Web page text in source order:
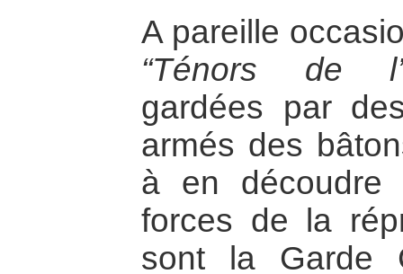
A pareille
“Ténors de
gardées par
armés des
à en découdre
forces de la
sont la Garde